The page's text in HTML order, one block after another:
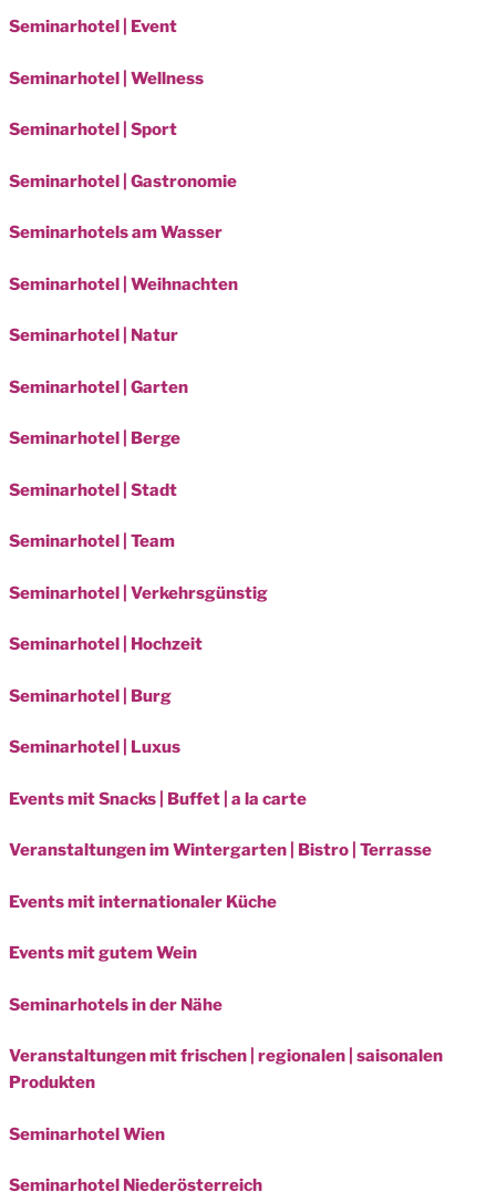
Seminarhotel | Event
Seminarhotel | Wellness
Seminarhotel | Sport
Seminarhotel | Gastronomie
Seminarhotels am Wasser
Seminarhotel | Weihnachten
Seminarhotel | Natur
Seminarhotel | Garten
Seminarhotel | Berge
Seminarhotel | Stadt
Seminarhotel | Team
Seminarhotel | Verkehrsgünstig
Seminarhotel | Hochzeit
Seminarhotel | Burg
Seminarhotel | Luxus
Events mit Snacks | Buffet | a la carte
Veranstaltungen im Wintergarten | Bistro | Terrasse
Events mit internationaler Küche
Events mit gutem Wein
Seminarhotels in der Nähe
Veranstaltungen mit frischen | regionalen | saisonalen
Produkten
Seminarhotel Wien
Seminarhotel Niederösterreich